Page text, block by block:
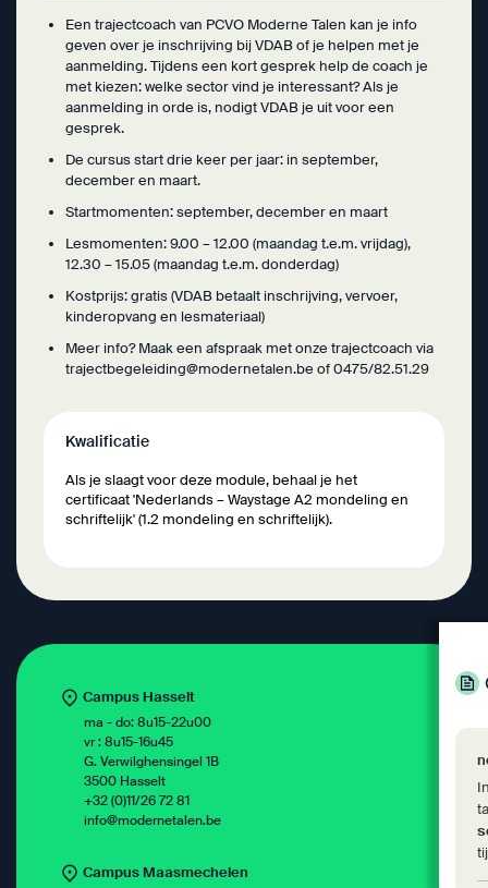
Een trajectcoach van PCVO Moderne Talen kan je info
geven over je inschrijving bij VDAB of je helpen met je
aanmelding. Tijdens een kort gesprek help de coach je
met kiezen: welke sector vind je interessant? Als je
aanmelding in orde is, nodigt VDAB je uit voor een
gesprek.
De cursus start drie keer per jaar: in september,
december en maart.
Startmomenten: september, december en maart
Lesmomenten: 9.00 – 12.00 (maandag t.e.m. vrijdag),
12.30 – 15.05 (maandag t.e.m. donderdag)
Kostprijs: gratis (VDAB betaalt inschrijving, vervoer,
kinderopvang en lesmateriaal)
Meer info? Maak een afspraak met onze trajectcoach via
trajectbegeleiding@modernetalen.be of 0475/82.51.29
Kwalificatie
Als je slaagt voor deze module, behaal je het
certificaat 'Nederlands – Waystage A2 mondeling en
schriftelijk' (1.2 mondeling en schriftelijk).
Campus Hasselt
ma - do: 8u15-22u00
vr : 8u15-16u45
G. Verwilghensingel 1B
3500 Hasselt
+32 (0)11/26 72 81
info@modernetalen.be
Campus Maasmechelen